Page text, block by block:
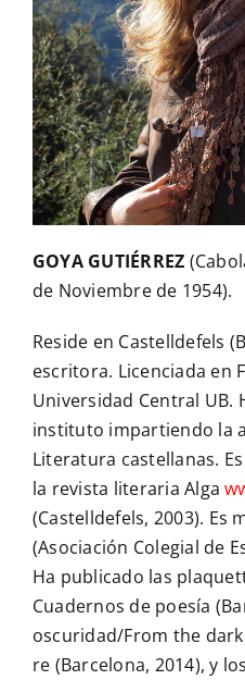
GOYA GUTIÉRREZ
de Noviembre de 1954).
Reside en Castelldefels
escritora. Licenciada en
Universidad Central UB.
instituto impartiendo la
Literatura castellanas.
la revista literaria Alga
(Castelldefels, 2003). Es
(Asociación Colegial de
Ha publicado las
Cuadernos de poesía
oscuridad/From the
re (Barcelona, 2014), y